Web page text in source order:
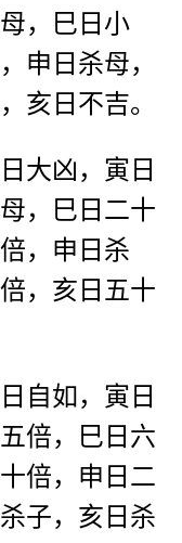
，巳日小
申日杀母，
亥日不吉。
大凶，寅日
，巳日二十
，申日杀
，亥日五十
自如，寅日
倍，巳日六
倍，申日二
子，亥日杀